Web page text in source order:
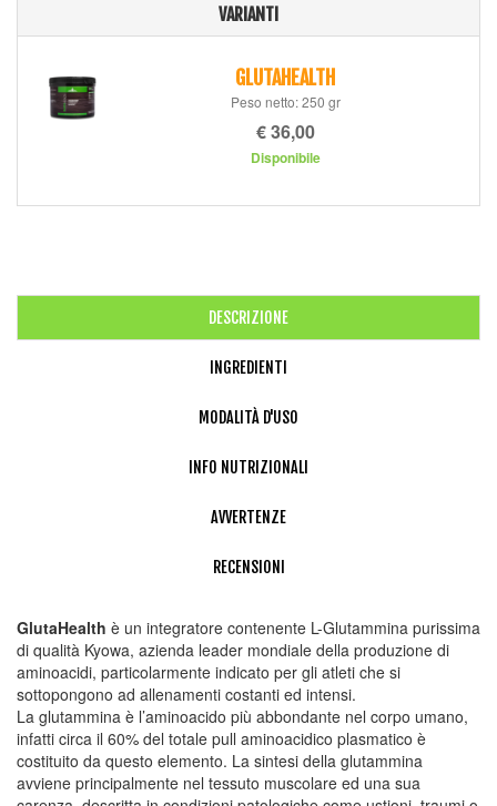
VARIANTI
GLUTAHEALTH
Peso netto: 250 gr
€ 36,00
Disponibile
DESCRIZIONE
INGREDIENTI
MODALITÀ D'USO
INFO NUTRIZIONALI
AVVERTENZE
RECENSIONI
GlutaHealth è un integratore contenente L-Glutammina purissima
di qualità Kyowa, azienda leader mondiale della produzione di
aminoacidi, particolarmente indicato per gli atleti che si
sottopongono ad allenamenti costanti ed intensi.
La glutammina è l’aminoacido più abbondante nel corpo umano,
infatti circa il 60% del totale pull aminoacidico plasmatico è
costituito da questo elemento. La sintesi della glutammina
avviene principalmente nel tessuto muscolare ed una sua